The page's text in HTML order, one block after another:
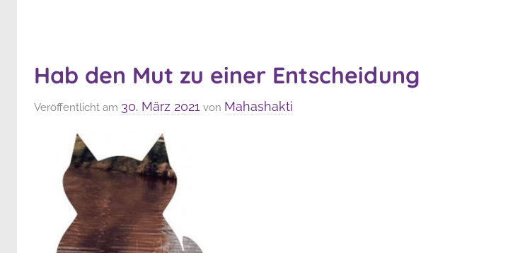
Hab den Mut zu einer Entscheidung
Veröffentlicht am 30. März 2021 von Mahashakti